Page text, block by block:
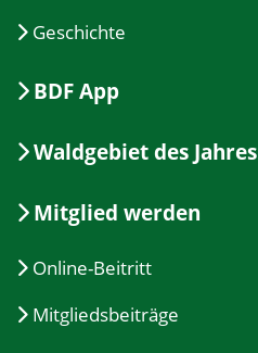
Geschichte
BDF App
Waldgebiet des Jahres
Mitglied werden
Online-Beitritt
Mitgliedsbeiträge